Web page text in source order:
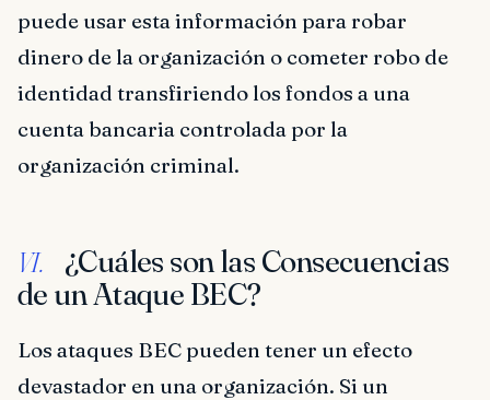
puede usar esta información para robar
dinero de la organización o cometer robo de
identidad transfiriendo los fondos a una
cuenta bancaria controlada por la
organización criminal.
VI.
¿Cuáles son las Consecuencias
de un Ataque BEC?
Los ataques BEC pueden tener un efecto
devastador en una organización. Si un